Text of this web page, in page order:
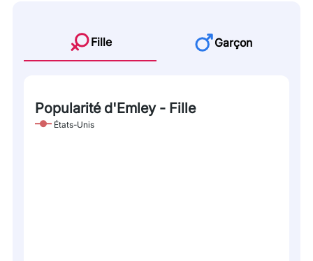
Fille Garçon
Popularité d'Emley - Fille
États-Unis